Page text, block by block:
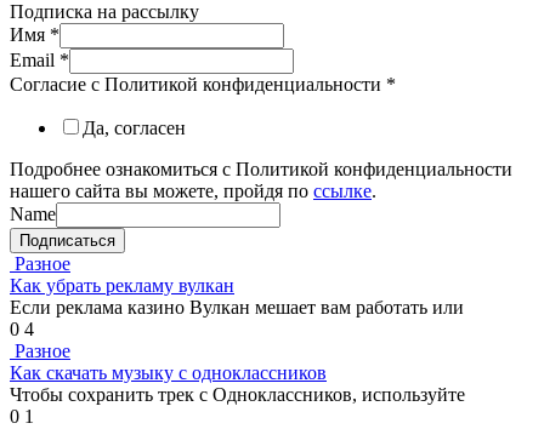
Подписка на рассылку
Имя *
Email *
Согласие с Политикой конфиденциальности *
Да, согласен
Подробнее ознакомиться с Политикой конфиденциальности
нашего сайта вы можете, пройдя по ссылке.
Name
Подписаться
Разное
Как убрать рекламу вулкан
Если реклама казино Вулкан мешает вам работать или
0 4
Разное
Как скачать музыку с одноклассников
Чтобы сохранить трек с Одноклассников, используйте
0 1